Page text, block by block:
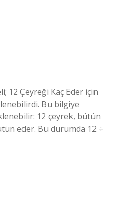
12 Çeyreği Kaç Eder için
Bu bilgiye
12 çeyrek, bütün
eder. Bu durumda 12 ÷